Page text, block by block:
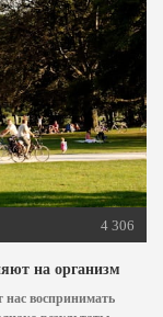
4 306
на организм
нас воспринимать